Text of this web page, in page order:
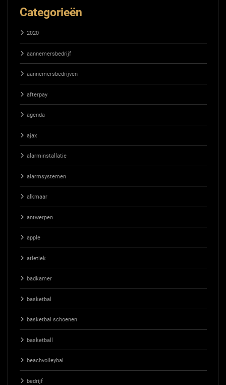
Categorieën
2020
aannemersbedrijf
aannemersbedrijven
afterpay
agenda
ajax
alarminstallatie
alarmsystemen
alkmaar
antwerpen
apple
atletiek
badkamer
basketbal
basketbal schoenen
basketball
beachvolleybal
bedrijf